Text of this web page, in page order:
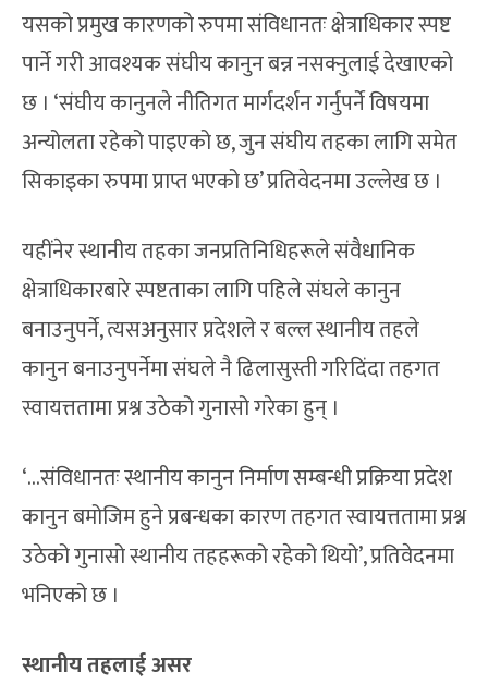
यसको प्रमुख कारणको रुपमा संविधानतः क्षेत्राधिकार स्पष्ट
पार्ने गरी आवश्यक संघीय कानुन बन्न नसक्नुलाई देखाएको
छ । ‘संघीय कानुनले नीतिगत मार्गदर्शन गर्नुपर्ने विषयमा
अन्योलता रहेको पाइएको छ, जुन संघीय तहका लागि समेत
सिकाइका रुपमा प्राप्त भएको छ’ प्रतिवेदनमा उल्लेख छ ।
यहींनेर स्थानीय तहका जनप्रतिनिधिहरूले संवैधानिक
क्षेत्राधिकारबारे स्पष्टताका लागि पहिले संघले कानुन
बनाउनुपर्ने, त्यसअनुसार प्रदेशले र बल्ल स्थानीय तहले
कानुन बनाउनुपर्नेमा संघले नै ढिलासुस्ती गरिदिंदा तहगत
स्वायत्ततामा प्रश्न उठेको गुनासो गरेका हुन् ।
‘…संविधानतः स्थानीय कानुन निर्माण सम्बन्धी प्रक्रिया प्रदेश
कानुन बमोजिम हुने प्रबन्धका कारण तहगत स्वायत्ततामा प्रश्न
उठेको गुनासो स्थानीय तहहरूको रहेको थियो’, प्रतिवेदनमा
भनिएको छ ।
स्थानीय तहलाई असर